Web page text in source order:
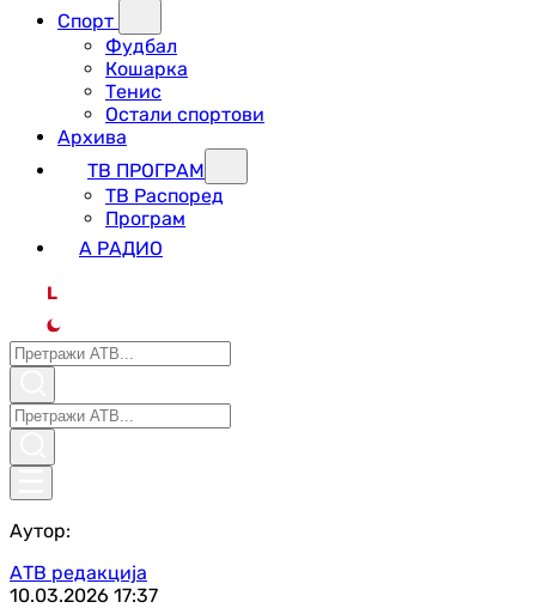
Спорт
Фудбал
Кошарка
Тенис
Остали спортови
Архива
ТВ ПРОГРАМ
ТВ Распоред
Програм
А РАДИО
L
Аутор:
АТВ редакција
10.03.2026 17:37